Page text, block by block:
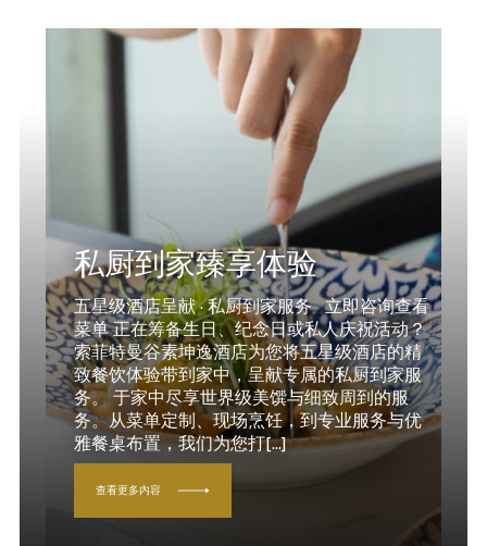
私厨到家臻享体验
五星级酒店呈献 · 私厨到家服务 立即咨询查看
菜单 正在筹备生日、纪念日或私人庆祝活动？
索菲特曼谷素坤逸酒店为您将五星级酒店的精
致餐饮体验带到家中，呈献专属的私厨到家服
务。 于家中尽享世界级美馔与细致周到的服
务。从菜单定制、现场烹饪，到专业服务与优
雅餐桌布置，我们为您打[...]
查看更多内容